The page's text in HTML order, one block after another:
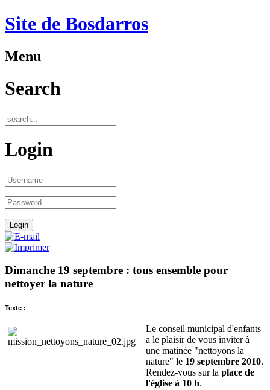
Site de Bosdarros
Menu
Search
Login
Dimanche 19 septembre : tous ensemble pour
nettoyer la nature
Texte :
Le conseil municipal d'enfants
a le plaisir de vous inviter à
une matinée "nettoyons la
nature" le 19 septembre 2010.
Rendez-vous sur la place de
l'église à 10 h.